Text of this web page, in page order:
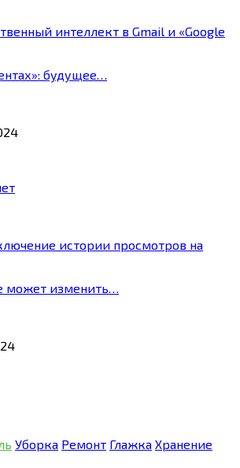
интеллект в Gmail и «Google
будущее…
истории просмотров на
может изменить…
Уборка Ремонт Глажка Хранение